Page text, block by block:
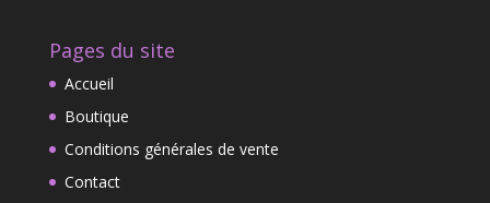
Pages du site
Accueil
Boutique
Conditions générales de vente
Contact